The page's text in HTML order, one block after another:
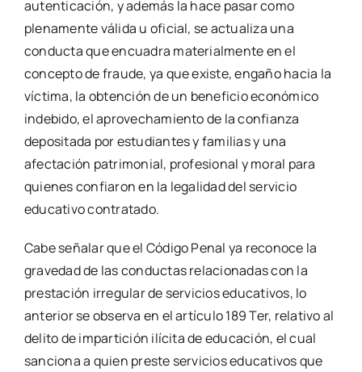
autenticación, y además la hace pasar como
plenamente válida u oficial, se actualiza una
conducta que encuadra materialmente en el
concepto de fraude, ya que existe, engaño hacia la
víctima, la obtención de un beneficio económico
indebido, el aprovechamiento de la confianza
depositada por estudiantes y familias y una
afectación patrimonial, profesional y moral para
quienes confiaron en la legalidad del servicio
educativo contratado.
Cabe señalar que el Código Penal ya reconoce la
gravedad de las conductas relacionadas con la
prestación irregular de servicios educativos, lo
anterior se observa en el artículo 189 Ter, relativo al
delito de impartición ilícita de educación, el cual
sanciona a quien preste servicios educativos que